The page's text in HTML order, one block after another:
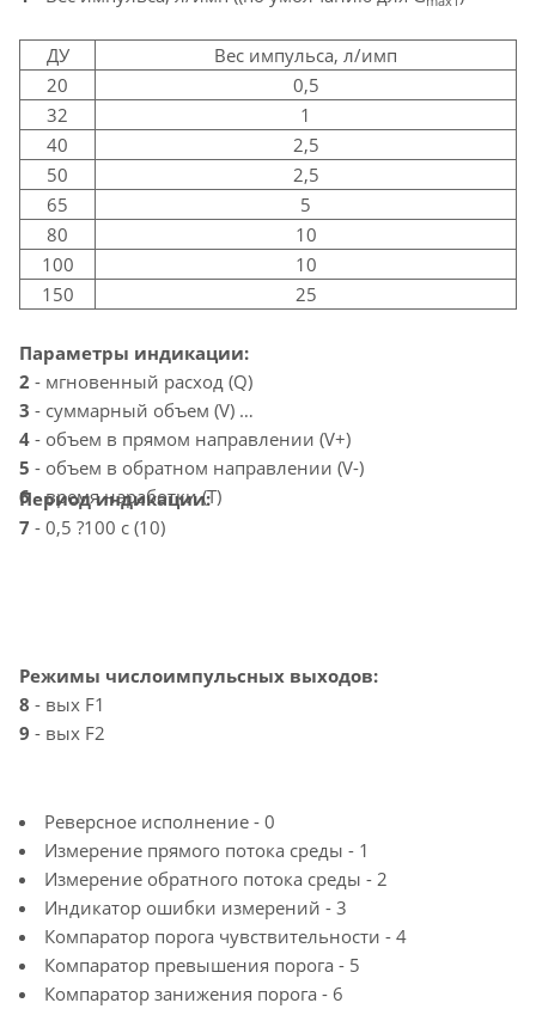
ДУ
Вес импульса, л/имп
20
0,5
32
1
40
2,5
50
2,5
65
5
80
10
100
10
150
25
Параметры индикации:
2 - мгновенный расход (Q)
3 - суммарный объем (V)
4 - объем в прямом направлении (V+)
5 - объем в обратном направлении (V-)
6- время наработки (T)
Период индикации:
7 - 0,5 ?100 с (10)
Режимы числоимпульсных выходов:
8 - вых F1
9 - вых F2
Реверсное исполнение - 0
Измерение прямого потока среды - 1
Измерение обратного потока среды - 2
Индикатор ошибки измерений - 3
Компаратор порога чувствительности - 4
Компаратор превышения порога - 5
Компаратор занижения порога - 6